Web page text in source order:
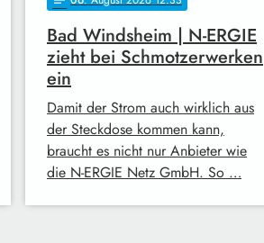
Bad Windsheim | N-ERGIE
zieht bei Schmotzerwerken
ein
Damit der Strom auch wirklich aus
der Steckdose kommen kann,
braucht es nicht nur Anbieter wie
die N-ERGIE Netz GmbH. So …